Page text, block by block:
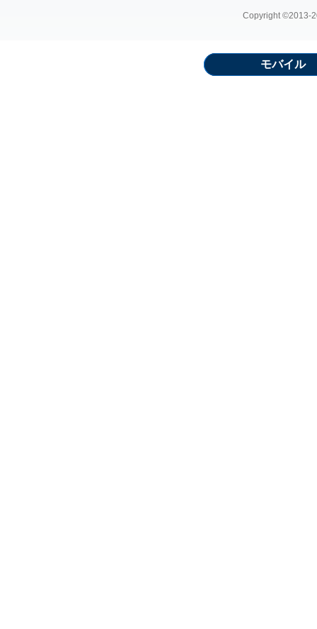
Copyright ©2013-
モバイル